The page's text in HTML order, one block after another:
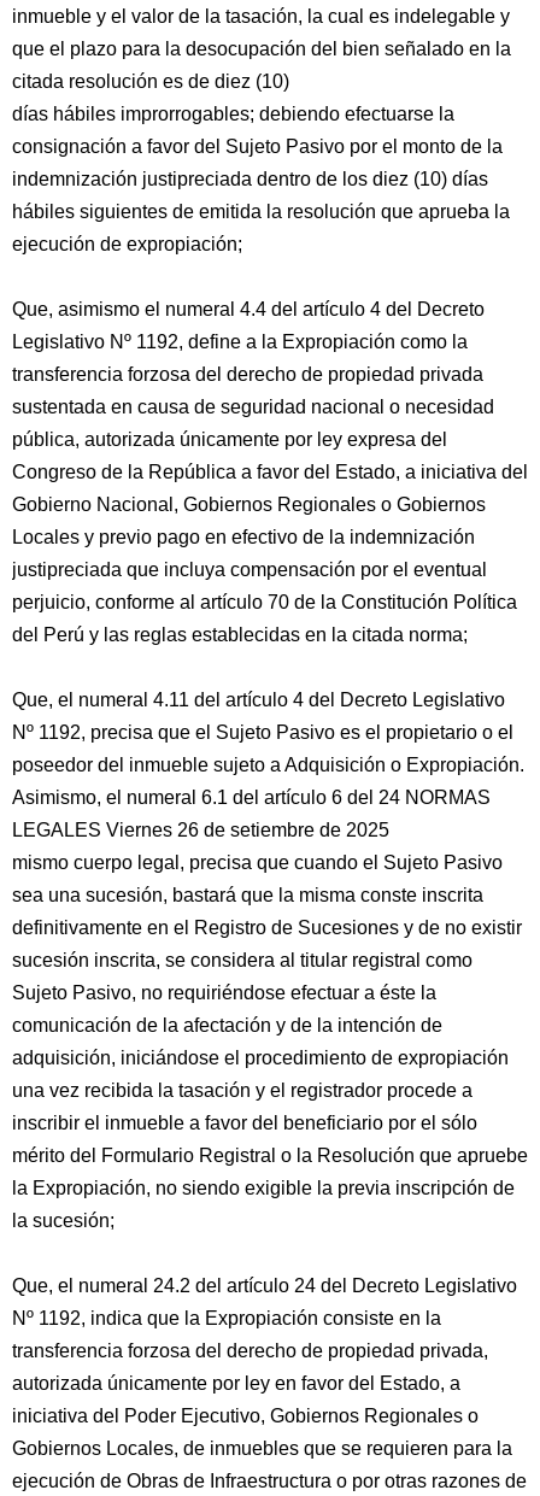
inmueble y el valor de la tasación, la cual es indelegable y
que el plazo para la desocupación del bien señalado en la
citada resolución es de diez (10)
días hábiles improrrogables; debiendo efectuarse la
consignación a favor del Sujeto Pasivo por el monto de la
indemnización justipreciada dentro de los diez (10) días
hábiles siguientes de emitida la resolución que aprueba la
ejecución de expropiación;
Que, asimismo el numeral 4.4 del artículo 4 del Decreto
Legislativo Nº 1192, define a la Expropiación como la
transferencia forzosa del derecho de propiedad privada
sustentada en causa de seguridad nacional o necesidad
pública, autorizada únicamente por ley expresa del
Congreso de la República a favor del Estado, a iniciativa del
Gobierno Nacional, Gobiernos Regionales o Gobiernos
Locales y previo pago en efectivo de la indemnización
justipreciada que incluya compensación por el eventual
perjuicio, conforme al artículo 70 de la Constitución Política
del Perú y las reglas establecidas en la citada norma;
Que, el numeral 4.11 del artículo 4 del Decreto Legislativo
Nº 1192, precisa que el Sujeto Pasivo es el propietario o el
poseedor del inmueble sujeto a Adquisición o Expropiación.
Asimismo, el numeral 6.1 del artículo 6 del 24 NORMAS
LEGALES Viernes 26 de setiembre de 2025
mismo cuerpo legal, precisa que cuando el Sujeto Pasivo
sea una sucesión, bastará que la misma conste inscrita
definitivamente en el Registro de Sucesiones y de no existir
sucesión inscrita, se considera al titular registral como
Sujeto Pasivo, no requiriéndose efectuar a éste la
comunicación de la afectación y de la intención de
adquisición, iniciándose el procedimiento de expropiación
una vez recibida la tasación y el registrador procede a
inscribir el inmueble a favor del beneficiario por el sólo
mérito del Formulario Registral o la Resolución que apruebe
la Expropiación, no siendo exigible la previa inscripción de
la sucesión;
Que, el numeral 24.2 del artículo 24 del Decreto Legislativo
Nº 1192, indica que la Expropiación consiste en la
transferencia forzosa del derecho de propiedad privada,
autorizada únicamente por ley en favor del Estado, a
iniciativa del Poder Ejecutivo, Gobiernos Regionales o
Gobiernos Locales, de inmuebles que se requieren para la
ejecución de Obras de Infraestructura o por otras razones de